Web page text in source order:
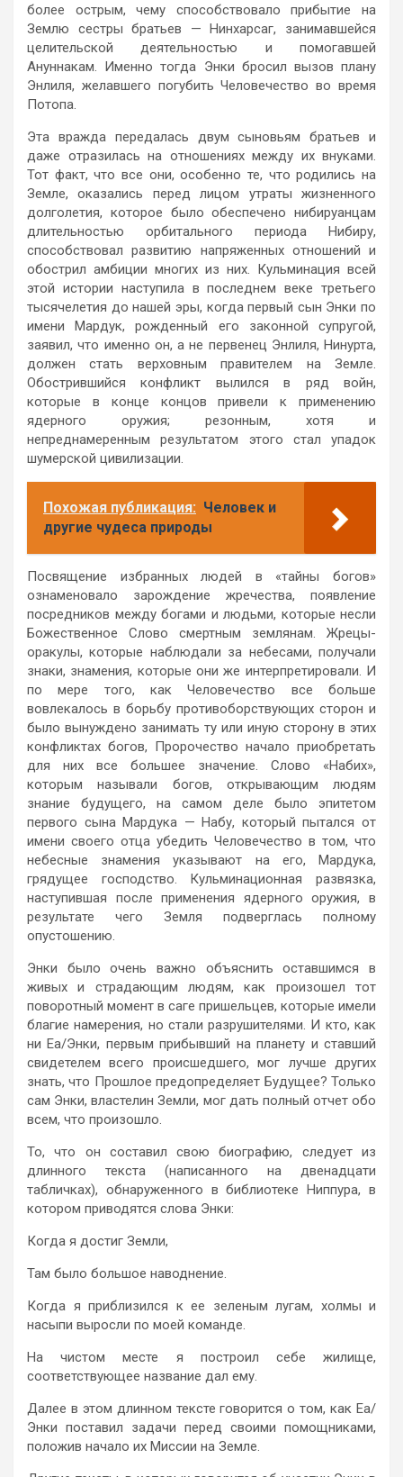
более острым, чему способствовало прибытие на
Землю сестры братьев — Нинхарсаг, занимавшейся
целительской деятельностью и помогавшей
Ануннакам. Именно тогда Энки бросил вызов плану
Энлиля, желавшего погубить Человечество во время
Потопа.
Эта вражда передалась двум сыновьям братьев и
даже отразилась на отношениях между их внуками.
Тот факт, что все они, особенно те, что родились на
Земле, оказались перед лицом утраты жизненного
долголетия, которое было обеспечено нибируанцам
длительностью орбитального периода Нибиру,
способствовал развитию напряженных отношений и
обострил амбиции многих из них. Кульминация всей
этой истории наступила в последнем веке третьего
тысячелетия до нашей эры, когда первый сын Энки по
имени Мардук, рожденный его законной супругой,
заявил, что именно он, а не первенец Энлиля, Нинурта,
должен стать верховным правителем на Земле.
Обострившийся конфликт вылился в ряд войн,
которые в конце концов привели к применению
ядерного оружия; резонным, хотя и
непреднамеренным результатом этого стал упадок
шумерской цивилизации.
Похожая публикация: Человек и
другие чудеса природы
Посвящение избранных людей в «тайны богов»
ознаменовало зарождение жречества, появление
посредников между богами и людьми, которые несли
Божественное Слово смертным землянам. Жрецы-
оракулы, которые наблюдали за небесами, получали
знаки, знамения, которые они же интерпретировали. И
по мере того, как Человечество все больше
вовлекалось в борьбу противоборствующих сторон и
было вынуждено занимать ту или иную сторону в этих
конфликтах богов, Пророчество начало приобретать
для них все большее значение. Слово «Набих»,
которым называли богов, открывающим людям
знание будущего, на самом деле было эпитетом
первого сына Мардука — Набу, который пытался от
имени своего отца убедить Человечество в том, что
небесные знамения указывают на его, Мардука,
грядущее господство. Кульминационная развязка,
наступившая после применения ядерного оружия, в
результате чего Земля подверглась полному
опустошению.
Энки было очень важно объяснить оставшимся в
живых и страдающим людям, как произошел тот
поворотный момент в саге пришельцев, которые имели
благие намерения, но стали разрушителями. И кто, как
ни Еа/Энки, первым прибывший на планету и ставший
свидетелем всего происшедшего, мог лучше других
знать, что Прошлое предопределяет Будущее? Только
сам Энки, властелин Земли, мог дать полный отчет обо
всем, что произошло.
То, что он составил свою биографию, следует из
длинного текста (написанного на двенадцати
табличках), обнаруженного в библиотеке Ниппура, в
котором приводятся слова Энки:
Когда я достиг Земли,
Там было большое наводнение.
Когда я приблизился к ее зеленым лугам, холмы и
насыпи выросли по моей команде.
На чистом месте я построил себе жилище,
соответствующее название дал ему.
Далее в этом длинном тексте говорится о том, как Еа/
Энки поставил задачи перед своими помощниками,
положив начало их Миссии на Земле.